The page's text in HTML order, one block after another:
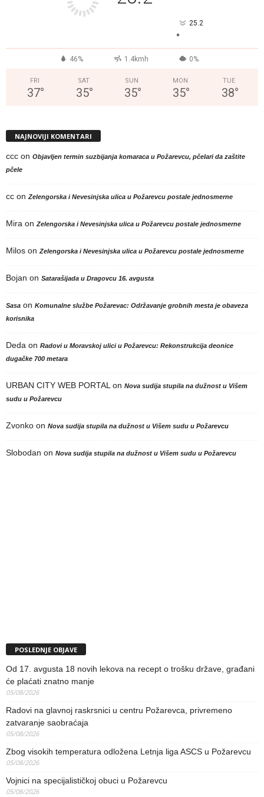
25.2
°
46% 1.4kmh 0%
FRI
37°
SAT
35°
SUN
35°
MON
35°
TUE
38°
NAJNOVIJI KOMENTARI
ccc on Objavljen termin suzbijanja komaraca u Požarevcu, pčelari da zaštite
pčele
cc on Zelengorska i Nevesinjska ulica u Požarevcu postale jednosmerne
Mira on Zelengorska i Nevesinjska ulica u Požarevcu postale jednosmerne
Milos on Zelengorska i Nevesinjska ulica u Požarevcu postale jednosmerne
Bojan on Satarašijada u Dragovcu 16. avgusta
Sasa on Komunalne službe Požarevac: Održavanje grobnih mesta je obaveza
korisnika
Deda on Radovi u Moravskoj ulici u Požarevcu: Rekonstrukcija deonice
dugačke 700 metara
URBAN CITY WEB PORTAL on Nova sudija stupila na dužnost u Višem
sudu u Požarevcu
Zvonko on Nova sudija stupila na dužnost u Višem sudu u Požarevcu
Slobodan on Nova sudija stupila na dužnost u Višem sudu u Požarevcu
POSLEDNJE OBJAVE
Od 17. avgusta 18 novih lekova na recept o trošku države, građani
će plaćati znatno manje
05/08/2026
Radovi na glavnoj raskrsnici u centru Požarevca, privremeno
zatvaranje saobraćaja
05/08/2026
Zbog visokih temperatura odložena Letnja liga ASCS u Požarevcu
05/08/2026
Vojnici na specijalističkoj obuci u Požarevcu
05/08/2026